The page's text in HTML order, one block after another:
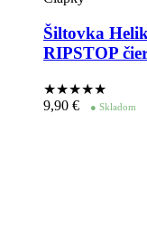
Šiltovka
RIPSTOP
★★★★★
9,90 € ● Skladom